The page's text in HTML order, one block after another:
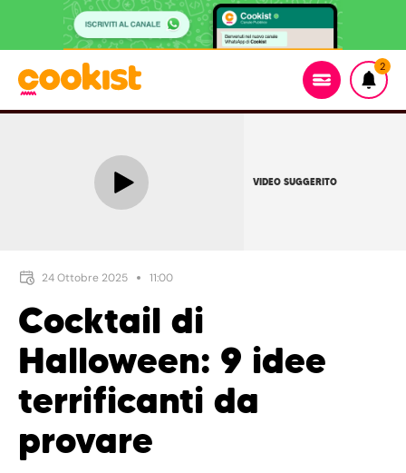
2
VIDEO SUGGERITO
24 Ottobre 2025 11:00
Cocktail di
Halloween: 9 idee
terrificanti da
provare